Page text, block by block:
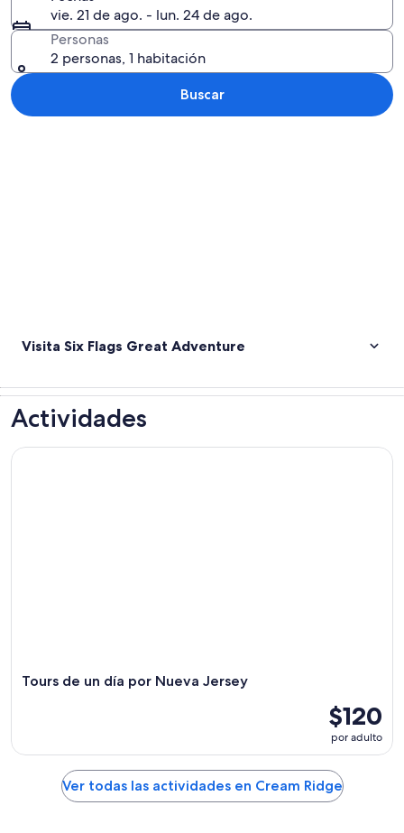
vie. 21 de ago. - lun. 24 de ago.
Personas
2 personas, 1 habitación
Buscar
Visita Six Flags Great Adventure
Actividades
Tours de un día por Nueva Jersey
$120
por adulto
Tours de un día por Nueva Jersey
Ver todas las actividades en Cream Ridge